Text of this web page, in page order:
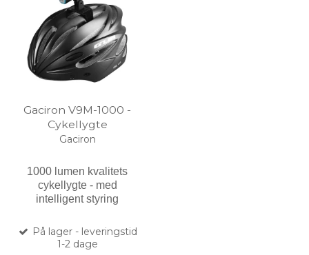
Gaciron V9M-1000 -
Cykellygte
Gaciron
1000 lumen kvalitets
cykellygte - med
intelligent styring
På lager - leveringstid
1-2 dage